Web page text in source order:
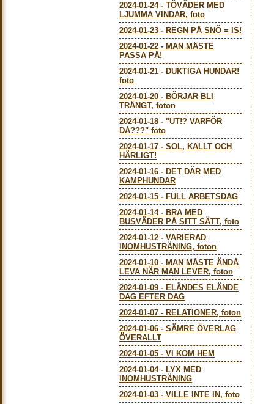
2024-01-24- TÖVÄDER MED
LJUMMA VINDAR, foto
2024-01-23 - REGN PÅ SNÖ = IS!
2024-01-22 - MAN MÅSTE
PASSA PÅ!
2024-01-21 - DUKTIGA HUNDAR!
foto
2024-01-20 - BÖRJAR BLI
TRÅNGT, foton
2024-01-18 - "UT!? VARFÖR
DÅ???" foto
2024-01-17 - SOL, KALLT OCH
HÄRLIGT!
2024-01-16 - DET DÄR MED
KAMPHUNDAR
2024-01-15 - FULL ARBETSDAG
2024-01-14- BRA MED
BUSVÄDER PÅ SITT SÄTT, foto
2024-01-12 - VARIERAD
INOMHUSTRÄNING, foton
2024-01-10 - MAN MÅSTE ÄNDÅ
LEVA NÄR MAN LEVER, foton
2024-01-09 - ELÄNDES ELÄNDE
DAG EFTER DAG
2024-01-07 - RELATIONER, foton
2024-01-06 - SÄMRE ÖVERLAG
ÖVERALLT
2024-01-05 - VI KOM HEM
2024-01-04- LYX MED
INOMHUSTRÄNING
2024-01-03 - VILLE INTE IN, foto